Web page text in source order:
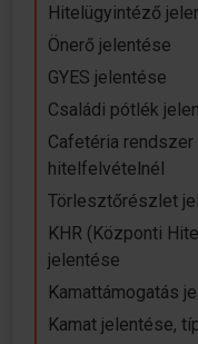
Hitelügyintéző
Önerő jelentése
GYES jelentése
Családi pótlék
Cafetéria
hitelfelvételnél
Törlesztőrészlet
KHR (Központi
jelentése
Kamattámogatás
Kamat jelentése,